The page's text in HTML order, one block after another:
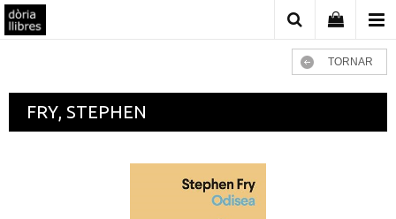
TORNAR
FRY, STEPHEN